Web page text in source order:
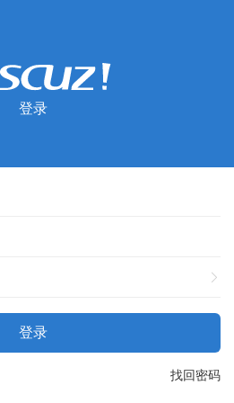
登录
登录
找回密码